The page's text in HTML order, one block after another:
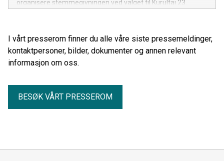
organisere stemmegivningen ved valget til Kurultai 23.
I vårt presserom finner du alle våre siste pressemeldinger,
kontaktpersoner, bilder, dokumenter og annen relevant
informasjon om oss.
BESØK VÅRT PRESSEROM